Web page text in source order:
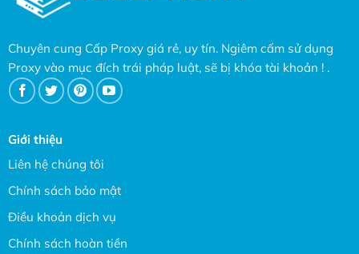
Chuyên cung Cấp Proxy giá rẻ, uy tín. Ngiêm cấm sử dụng
Proxy vào mục đích trái pháp luật, sẽ bị khóa tài khoản ! .
Giới thiệu
Liên hệ chúng tôi
Chính sách bảo mật
Điều khoản dịch vụ
Chính sách hoàn tiền